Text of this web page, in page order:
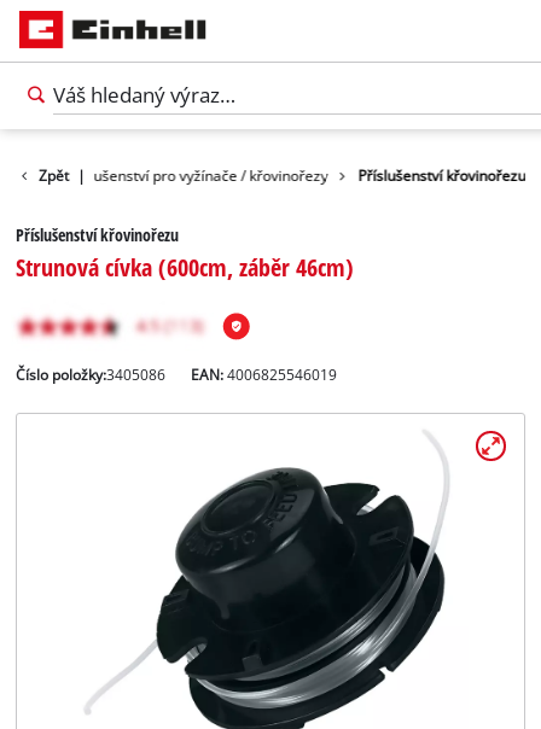
Zpět |
Příslušenství pro vyžínače / křovinořezy Příslušenství křovinořezu
Příslušenství křovinořezu
Strunová cívka (600cm, záběr 46cm)
Číslo položky:3405086 EAN:4006825546019